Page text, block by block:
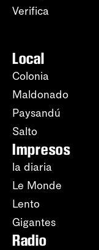
Verifica
Local
Colonia
Maldonado
Paysandú
Salto
Impresos
la diaria
Le Monde
Lento
Gigantes
Radio